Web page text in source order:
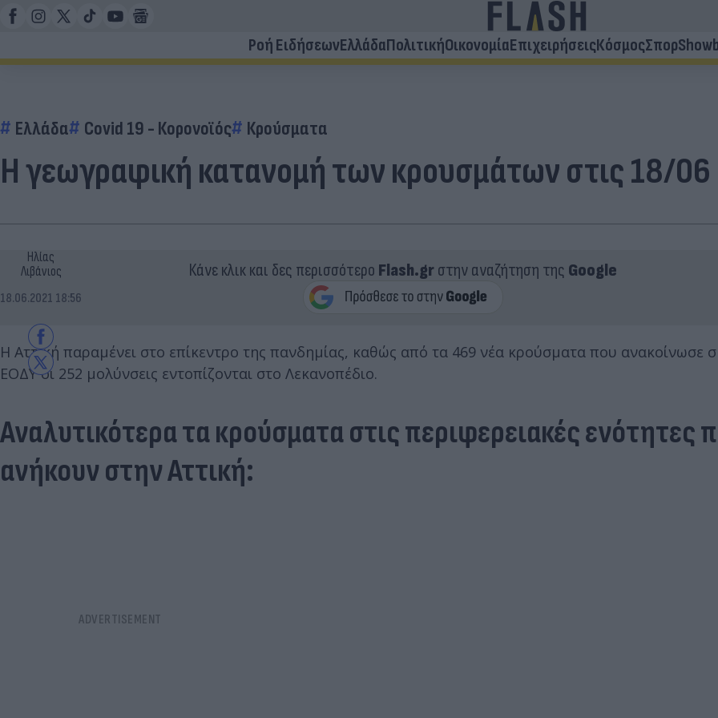
Ροή ΕιδήσεωνΕλλάδαΠολιτικήΟικονομίαΕπιχειρήσειςΚόσμοςΣπορ
Ελλάδα Covid 19 - Κορονοϊός Κρούσματα
Η γεωγραφική κατανομή των κρουσμάτων στις 18/06
Ηλίας
Λιβάνιος
18.06.2021 18:56
Κάνε κλικ και δες περισσότερο Flash.grστην αναζήτηση της Google
Η Αττική παραμένει στο επίκεντρο της πανδημίας, καθώς από τα 469 νέα κρούσματα που ανακοίνωσε
ΕΟΔΥ οι 252 μολύνσεις εντοπίζονται στο Λεκανοπέδιο.
Αναλυτικότερα τα κρούσματα στις περιφερειακές ενότητες
ανήκουν στην Αττική: